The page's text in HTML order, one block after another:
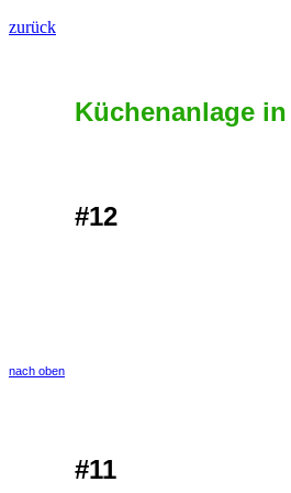
zurück
Küchenanlage
#12
nach oben
#11